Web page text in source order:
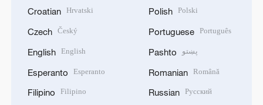
Croatian Hrvatski
Czech Český
English English
Esperanto Esperanto
Filipino Filipino
Polish Polski
Portuguese Português
Pashto پښتو
Romanian Română
Russian Русский